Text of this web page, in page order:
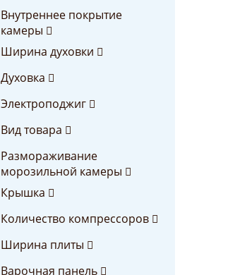
Внутреннее покрытие
камеры
Ширина духовки
Духовка
Электроподжиг
Вид товара
Размораживание
морозильной камеры
Крышка
Количество компрессоров
Ширина плиты
Варочная панель